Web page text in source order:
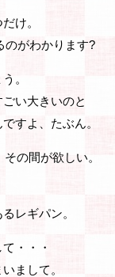
け。
のがわかります?
。
い大きいのと
すよ、たぶん。
の間が欲しい。
レギパン。
・・・
まして。